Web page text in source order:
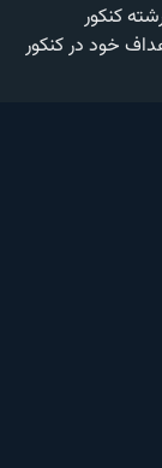
کنکور
خود در کنکور